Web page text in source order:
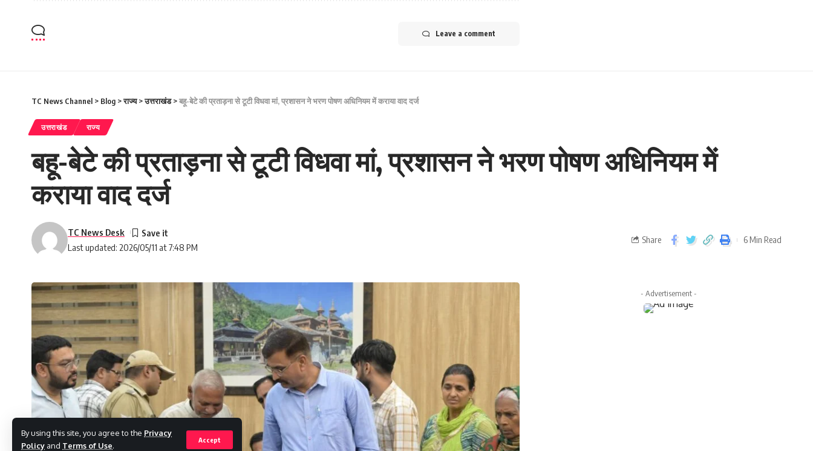
By using this site, you agree to the Privacy
Policy and Terms of Use.
Accept
Leave a comment
TC News Channel > Blog >राज्य>उत्तराखंड>बहू-बेटे की प्रताड़ना से टूटी विधवा मां, प्रशासन ने भरण पोषण अधिनियम में कराया वाद दर्ज
उत्तराखंड राज्य
बहू-बेटे की प्रताड़ना से टूटी विधवा मां, प्रशासन ने भरण पोषण अधिनियम में
कराया वाद दर्ज
Last updated: 2026/05/11 at 7:48 PM
TC News Desk
Share 6 Min Read
- Advertisement -